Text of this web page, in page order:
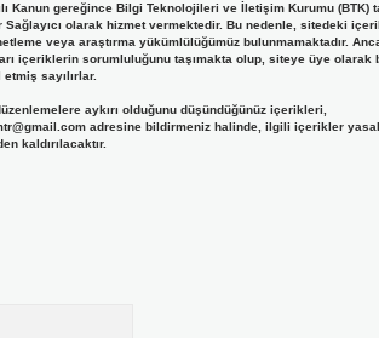
Kanun gereğince Bilgi Teknolojileri ve İletişim Kurumu (BTK)
Sağlayıcı olarak hizmet vermektedir. Bu nedenle, sitedeki
veya araştırma yükümlülüğümüz bulunmamaktadır.
içeriklerin sorumluluğunu taşımakta olup, siteye üye olarak
sayılırlar.
aykırı olduğunu düşündüğünüz içerikleri,
adresine bildirmeniz halinde, ilgili içerikler
kaldırılacaktır.